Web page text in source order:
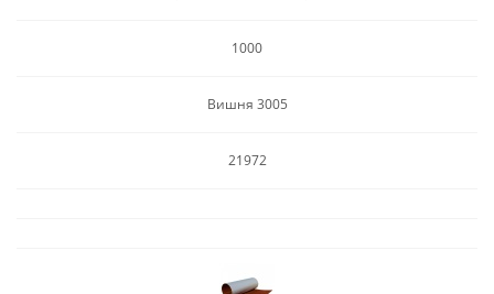
1000
Вишня 3005
21972